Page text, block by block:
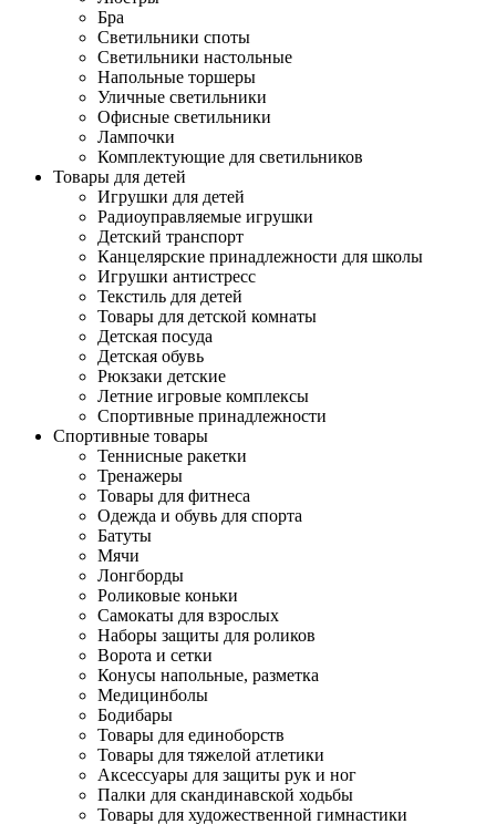
Бра
Светильники споты
Светильники настольные
Напольные торшеры
Уличные светильники
Офисные светильники
Лампочки
Комплектующие для светильников
Товары для детей
Игрушки для детей
Радиоуправляемые игрушки
Детский транспорт
Канцелярские принадлежности для школы
Игрушки антистресс
Текстиль для детей
Товары для детской комнаты
Детская посуда
Детская обувь
Рюкзаки детские
Летние игровые комплексы
Спортивные принадлежности
Спортивные товары
Теннисные ракетки
Тренажеры
Товары для фитнеса
Одежда и обувь для спорта
Батуты
Мячи
Лонгборды
Роликовые коньки
Самокаты для взрослых
Наборы защиты для роликов
Ворота и сетки
Конусы напольные, разметка
Медицинболы
Бодибары
Товары для единоборств
Товары для тяжелой атлетики
Аксессуары для защиты рук и ног
Палки для скандинавской ходьбы
Товары для художественной гимнастики